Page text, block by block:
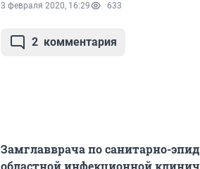
3 февраля 2020, 16:29 633
2 комментария
Замглавврача по санитарно-
областной инфекционной